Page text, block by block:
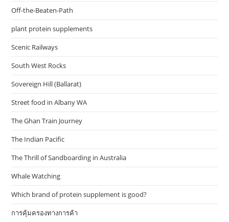
Off-the-Beaten-Path
plant protein supplements
Scenic Railways
South West Rocks
Sovereign Hill (Ballarat)
Street food in Albany WA
The Ghan Train Journey
The Indian Pacific
The Thrill of Sandboarding in Australia
Whale Watching
Which brand of protein supplement is good?
การคุ้มครองทางการค้า